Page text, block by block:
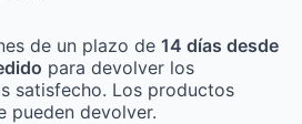
de un plazo de 14 días desde
para devolver los
satisfecho. Los productos
pueden devolver.